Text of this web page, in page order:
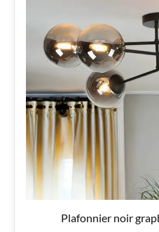
Plafonnier noir